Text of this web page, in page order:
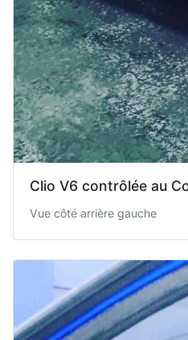
Clio V6 contrôlée au
Vue côté arrière gauche